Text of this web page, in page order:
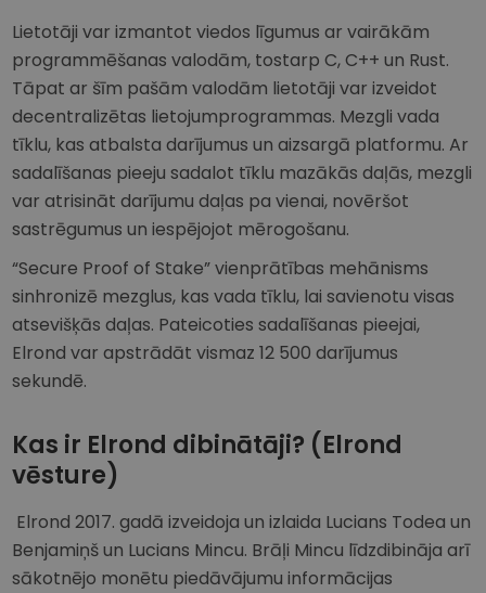
Lietotāji var izmantot viedos līgumus ar vairākām
programmēšanas valodām, tostarp C, C++ un Rust.
Tāpat ar šīm pašām valodām lietotāji var izveidot
decentralizētas lietojumprogrammas. Mezgli vada
tīklu, kas atbalsta darījumus un aizsargā platformu. Ar
sadalīšanas pieeju sadalot tīklu mazākās daļās, mezgli
var atrisināt darījumu daļas pa vienai, novēršot
sastrēgumus un iespējojot mērogošanu.
“Secure Proof of Stake” vienprātības mehānisms
sinhronizē mezglus, kas vada tīklu, lai savienotu visas
atsevišķās daļas. Pateicoties sadalīšanas pieejai,
Elrond var apstrādāt vismaz 12 500 darījumus
sekundē.
Kas ir Elrond dibinātāji? (Elrond
vēsture)
Elrond 2017. gadā izveidoja un izlaida Lucians Todea un
Benjamiņš un Lucians Mincu. Brāļi Mincu līdzdibināja arī
sākotnējo monētu piedāvājumu informācijas